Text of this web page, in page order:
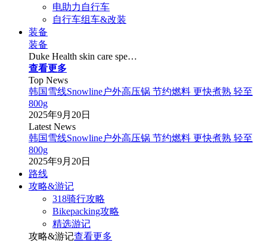
电助力自行车
自行车组车&改装
装备
装备
Duke Health skin care spe…
查看更多
Top News
韩国雪线Snowline户外高压锅 节约燃料 更快煮熟 轻至
800g
2025年9月20日
Latest News
韩国雪线Snowline户外高压锅 节约燃料 更快煮熟 轻至
800g
2025年9月20日
路线
攻略&游记
318骑行攻略
Bikepacking攻略
精选游记
攻略&游记查看更多